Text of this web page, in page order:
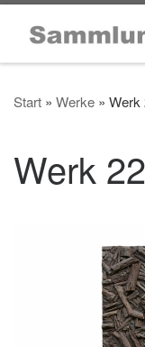
Zum Inhalt
Start » Werke » Werk
Werk